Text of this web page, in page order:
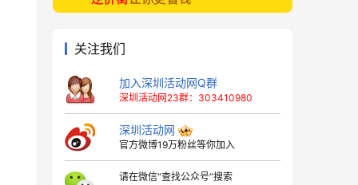
关注我们
加入深圳活动网Q群
深圳活动网23群：303410980
深圳活动网
官方微博19万粉丝等你加入
请在微信“查找公众号”搜索